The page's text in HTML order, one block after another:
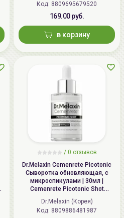
Код: 8809695679520
169.00 руб.
в корзину
/ 0 отзывов
Dr.Melaxin Cemenrete Picotonic
Сыворотка обновляющая, с
микроспикулами | 30мл |
Cemenrete Picotonic Shot
Pigmentation Ampoule
Dr.Melaxin (Корея)
Код: 8809886481987